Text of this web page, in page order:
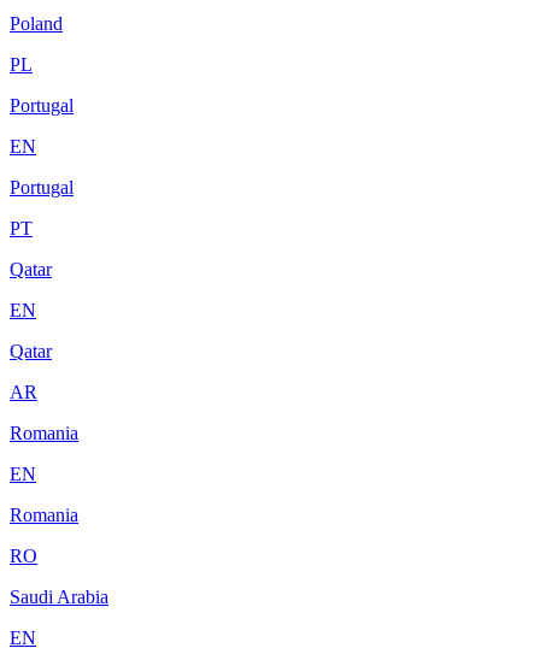
Poland
PL
Portugal
EN
Portugal
PT
Qatar
EN
Qatar
AR
Romania
EN
Romania
RO
Saudi Arabia
EN